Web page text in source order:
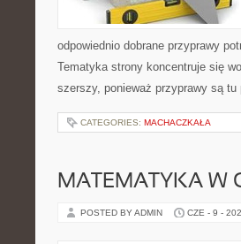
odpowiednio dobrane przyprawy
Tematyka strony koncentruje się
szerszy, ponieważ przyprawy są
CATEGORIES: MACHACZKAŁA
MATEMATYKA W
POSTED BY ADMIN CZE - 9 -